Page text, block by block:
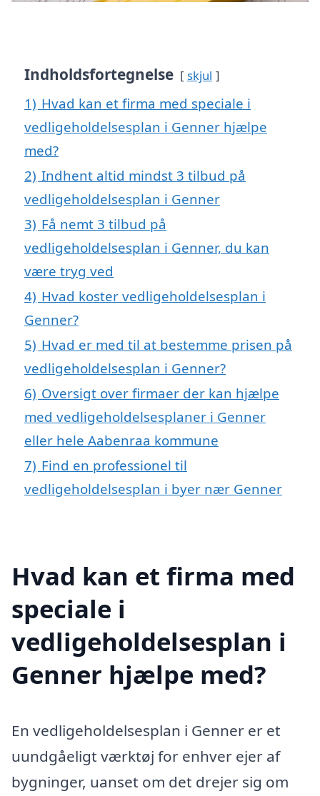
Indholdsfortegnelse skjul
1) Hvad kan et firma med speciale i
vedligeholdelsesplan i Genner hjælpe
med?
2) Indhent altid mindst 3 tilbud på
vedligeholdelsesplan i Genner
3) Få nemt 3 tilbud på
vedligeholdelsesplan i Genner, du kan
være tryg ved
4) Hvad koster vedligeholdelsesplan i
Genner?
5) Hvad er med til at bestemme prisen på
vedligeholdelsesplan i Genner?
6) Oversigt over firmaer der kan hjælpe
med vedligeholdelsesplaner i Genner
eller hele Aabenraa kommune
7) Find en professionel til
vedligeholdelsesplan i byer nær Genner
Hvad kan et firma med
speciale i
vedligeholdelsesplan i
Genner hjælpe med?
En vedligeholdelsesplan i Genner er et
uundgåeligt værktøj for enhver ejer af
bygninger, uanset om det drejer sig om